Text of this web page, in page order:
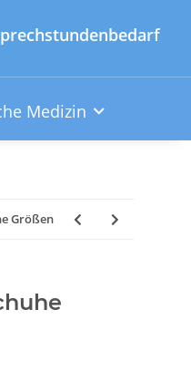
Medizin
Größen